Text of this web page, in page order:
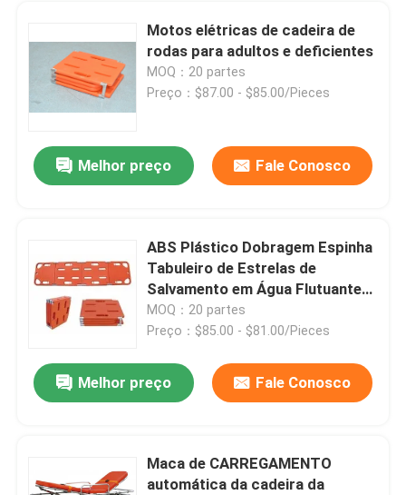
Motos elétricas de cadeira de
rodas para adultos e deficientes
MOQ：20 partes
Preço：$87.00 - $85.00/Pieces
Melhor preço Fale Conosco
ABS Plástico Dobragem Espinha
Tabuleiro de Estrelas de
Salvamento em Água Flutuante
Médica
MOQ：20 partes
Preço：$85.00 - $81.00/Pieces
Melhor preço Fale Conosco
Maca de CARREGAMENTO
automática da cadeira da